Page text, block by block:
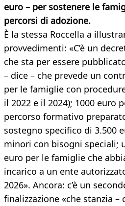
euro – per sostenere le
percorsi di adozione.
È la stessa Roccella a
provvedimenti: «C’è un
che sta per essere
– dice – che prevede un
per le famiglie con
il 2022 e il 2024); 1000 euro
percorso formativo
sostegno specifico di 3.500
minori con bisogni speciali;
euro per le famiglie che
incarico a un ente
2026». Ancora: c’è un
finalizzazione «che stanzia